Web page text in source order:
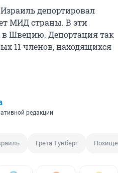
Израиль депортировал
МИД страны. В эти
Швецию. Депортация так
11 членов, находящихся
редакции
Грета Тунберг